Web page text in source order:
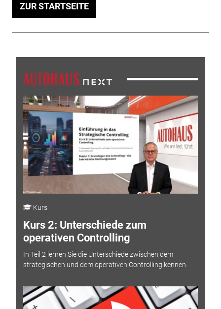
ZUR STARTSEITE
Kurs
Kurs 2: Unterschiede zum
operativen Controlling
In Teil 2 lernen Sie die Unterschiede zwischen dem
strategischen und dem operativen Controlling kennen.